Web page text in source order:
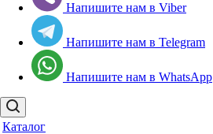
Напишите нам в Viber
Напишите нам в Telegram
Напишите нам в WhatsApp
Каталог